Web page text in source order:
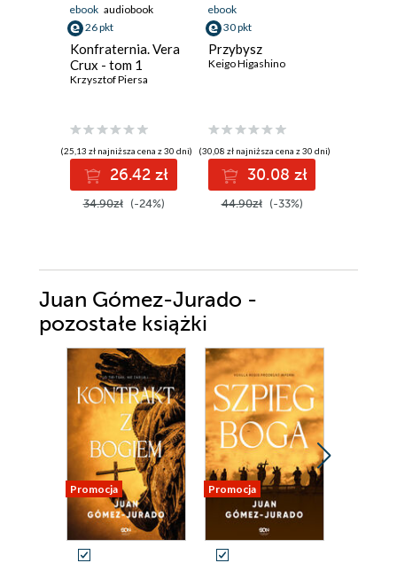
ebook audiobook
26 pkt
Konfraternia. Vera
Crux - tom 1
Krzysztof Piersa
(25,13 zł najniższa cena z 30 dni)
26.42 zł
34.90zł (-24%)
ebook
30 pkt
Przybysz
Keigo Higashino
(30,08 zł najniższa cena z 30 dni)
30.08 zł
44.90zł (-33%)
Juan Gómez-Jurado -
pozostałe książki
Promocja Promocja